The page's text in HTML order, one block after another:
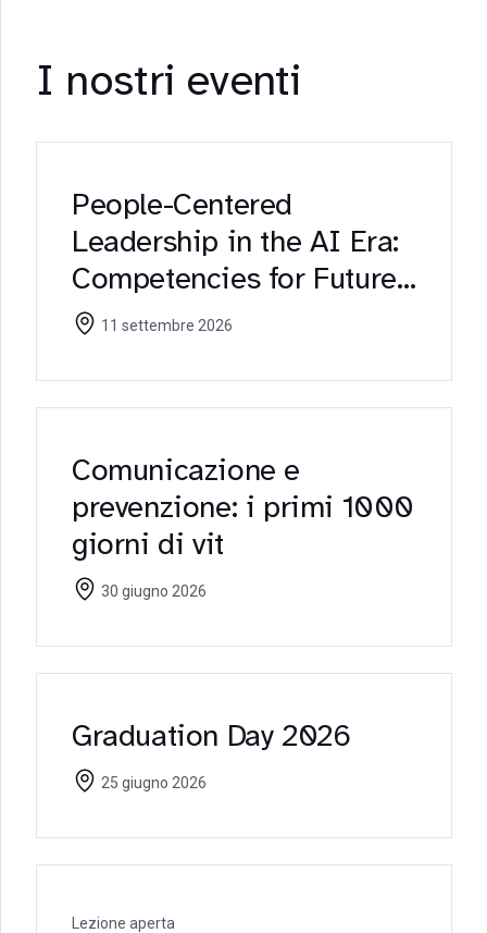
I nostri eventi
People-Centered
Leadership in the AI Era:
Competencies for Future
Healthcare Managers
Workshop)
11 settembre 2026
Comunicazione e
prevenzione: i primi 1000
giorni di vit
30 giugno 2026
Graduation Day 2026
25 giugno 2026
Lezione aperta